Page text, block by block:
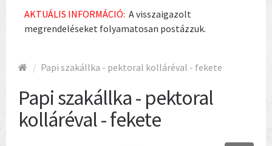
AKTUÁLIS INFORMÁCIÓ: A visszaigazolt
megrendeléseket folyamatosan postázzuk.
Papi szakállka - pektoral kolláréval - fekete
Papi szakállka - pektoral
kolláréval - fekete